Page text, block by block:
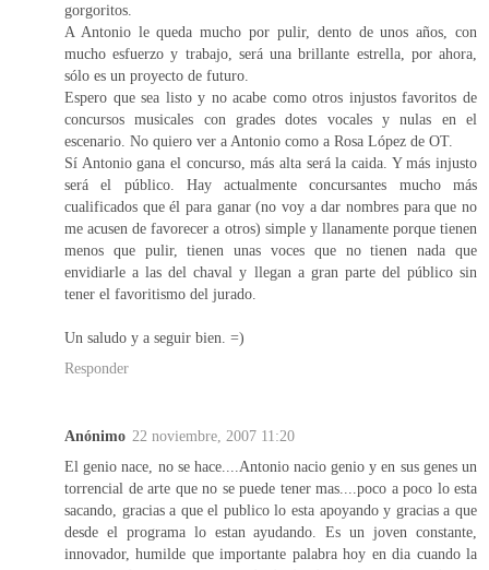
gorgoritos.
A Antonio le queda mucho por pulir, dento de unos años, con
mucho esfuerzo y trabajo, será una brillante estrella, por ahora,
sólo es un proyecto de futuro.
Espero que sea listo y no acabe como otros injustos favoritos de
concursos musicales con grades dotes vocales y nulas en el
escenario. No quiero ver a Antonio como a Rosa López de OT.
Sí Antonio gana el concurso, más alta será la caida. Y más injusto
será el público. Hay actualmente concursantes mucho más
cualificados que él para ganar (no voy a dar nombres para que no
me acusen de favorecer a otros) simple y llanamente porque tienen
menos que pulir, tienen unas voces que no tienen nada que
envidiarle a las del chaval y llegan a gran parte del público sin
tener el favoritismo del jurado.
Un saludo y a seguir bien. =)
Responder
Anónimo 22 noviembre, 2007 11:20
El genio nace, no se hace....Antonio nacio genio y en sus genes un
torrencial de arte que no se puede tener mas....poco a poco lo esta
sacando, gracias a que el publico lo esta apoyando y gracias a que
desde el programa lo estan ayudando. Es un joven constante,
innovador, humilde que importante palabra hoy en dia cuando la